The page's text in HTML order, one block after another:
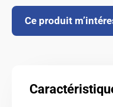
Ce produit